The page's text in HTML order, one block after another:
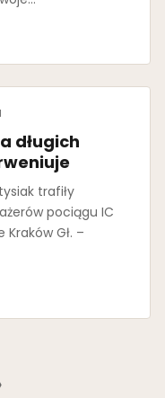
długich
trafiły
pociągu IC
Gł. –